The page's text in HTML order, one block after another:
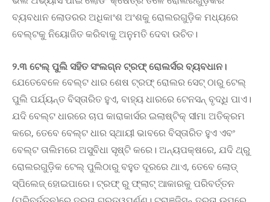
ବ୍ୟବଧାନ ଲୋଡରର ଅଧିକାଂଶ ଅଂଶକୁ ରୋଲରଗୁଡ଼ିକ ମଧ୍ୟରେ
ବେଲ୍ଟକୁ ନିୟୋଜିତ କରିବାକୁ ଅନୁମତି ଦେବା ଉଚିତ।
୨.୩ ଟେଲ୍ ପୁଲି ସହିତ ସଂଲଗ୍ନ ଟ୍ରଫ୍ ରୋଲର୍ସର ବ୍ୟବଧାନ।
ଯେତେବେଳେ ବେଲ୍ଟ ଧାର ଶେଷ ଟ୍ରଫ୍ ରୋଲର ସେଟ୍ ଠାରୁ ଟେଲ୍
ପୁଲି ପର୍ଯ୍ୟନ୍ତ ବିସ୍ତାରିତ ହୁଏ, ବାହ୍ୟ ଧାରରେ ଟେନସନ୍ ବୃଦ୍ଧି ପାଏ।
ଯଦି ବେଲ୍ଟ ଧାରରେ ଚାପ କାରାକାର୍ସର ଇଲାଷ୍ଟିକ୍ ସୀମା ଅତିକ୍ରମ
କରେ, ତେବେ ବେଲ୍ଟ ଧାର ସ୍ଥାୟୀ ଭାବରେ ବିସ୍ତାରିତ ହୁଏ ଏବଂ
ବେଲ୍ଟ ତାଲିମରେ ଅସୁବିଧା ସୃଷ୍ଟି କରେ। ଅନ୍ୟପକ୍ଷରେ, ଯଦି ଥ୍ରୁ
ରୋଲରଗୁଡ଼ିକ ଟେଲ୍ ପୁଲିଠାରୁ ବହୁତ ଦୂରରେ ଥାଏ, ତେବେ ଲୋଡ୍
ସ୍ପିଲେଜ୍ ହୋଇପାରେ। ଟ୍ରଫ୍ ରୁ ଫ୍ଲାଟ୍ ଆକାରକୁ ପରିବର୍ତ୍ତନ